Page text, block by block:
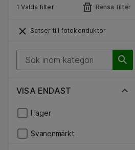
1 Valda filter Rensa filter
Satser till fotokonduktor
VISA ENDAST
I lager
Svanenmärkt